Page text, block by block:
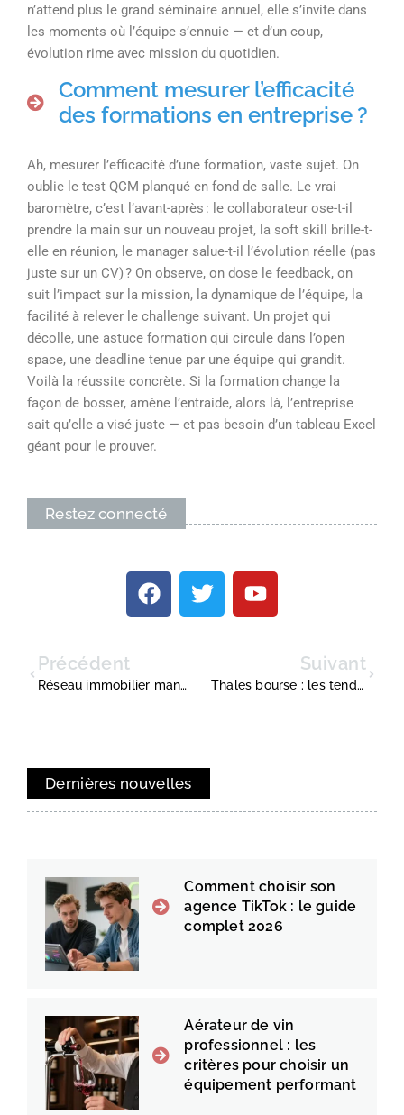
n’attend plus le grand séminaire annuel, elle s’invite dans
les moments où l’équipe s’ennuie — et d’un coup,
évolution rime avec mission du quotidien.
Comment mesurer l’efficacité
des formations en entreprise ?
Ah, mesurer l’efficacité d’une formation, vaste sujet. On
oublie le test QCM planqué en fond de salle. Le vrai
baromètre, c’est l’avant-après : le collaborateur ose-t-il
prendre la main sur un nouveau projet, la soft skill brille-t-
elle en réunion, le manager salue-t-il l’évolution réelle (pas
juste sur un CV) ? On observe, on dose le feedback, on
suit l’impact sur la mission, la dynamique de l’équipe, la
facilité à relever le challenge suivant. Un projet qui
décolle, une astuce formation qui circule dans l’open
space, une deadline tenue par une équipe qui grandit.
Voilà la réussite concrète. Si la formation change la
façon de bosser, amène l’entraide, alors là, l’entreprise
sait qu’elle a visé juste — et pas besoin d’un tableau Excel
géant pour le prouver.
Restez connecté
Précédent
Réseau immobilier mandataire : le comparatif des meilleures opportunités en 2025
Suivant
Thales bourse : les tendances et analyses pour mieux investir
Dernières nouvelles
Comment choisir son
agence TikTok : le guide
complet 2026
Aérateur de vin
professionnel : les
critères pour choisir un
équipement performant